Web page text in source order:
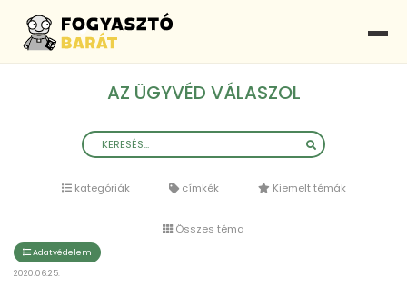
AZ ÜGYVÉD VÁLASZOL
kategóriák címkék Kiemelt témák
Összes téma
Adatvédelem
2020.06.25.